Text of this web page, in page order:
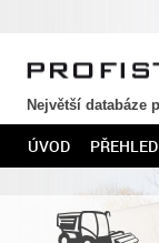
Největší databáze
ÚVOD